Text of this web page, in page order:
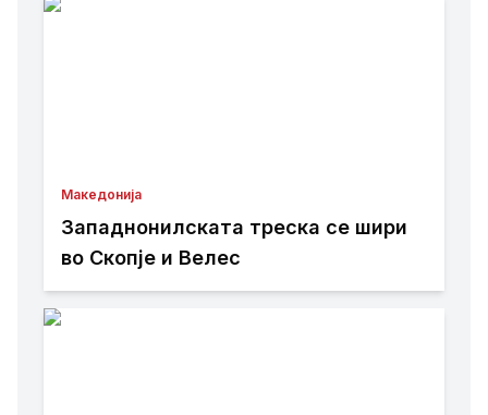
Македонија
Западнонилската треска се шири
во Скопје и Велес